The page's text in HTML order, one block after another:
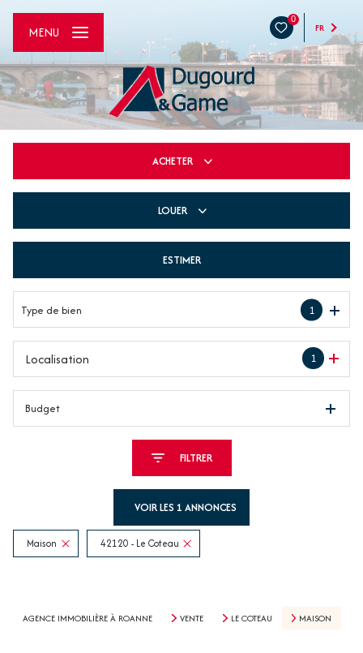
0
FR
MENU
ACHETER
De l'immo pro
LOUER
De l'immo pro
ESTIMER
Type de bien 1
1
Localisation
Budget
FILTRER
VOIR LES 1 ANNONCES
Maison 42120 - Le Coteau
AGENCE IMMOBILIÈRE À ROANNE VENTE LE COTEAU MAISON